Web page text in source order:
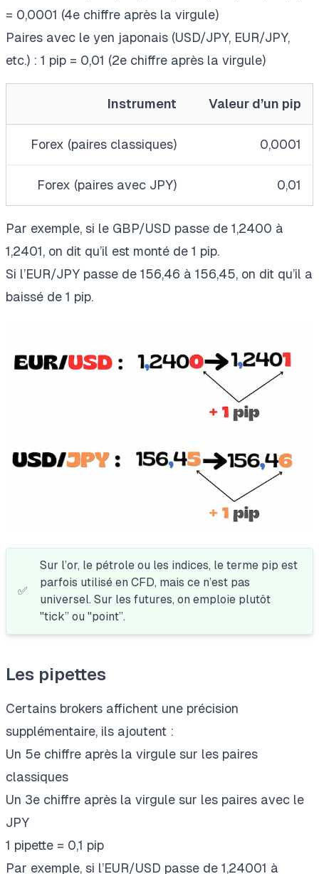
= 0,0001 (4e chiffre après la virgule)
Paires avec le yen japonais (USD/JPY, EUR/JPY,
etc.) : 1 pip = 0,01 (2e chiffre après la virgule)
Instrument Valeur d’un pip
Forex (paires classiques) 0,0001
Forex (paires avec JPY) 0,01
Par exemple, si le GBP/USD passe de 1,2400 à
1,2401, on dit qu’il est monté de 1 pip.
Si l’EUR/JPY passe de 156,46 à 156,45, on dit qu’il a
baissé de 1 pip.
✅
Sur l’or, le pétrole ou les indices, le terme pip est
parfois utilisé en CFD, mais ce n’est pas
universel. Sur les futures, on emploie plutôt
"tick” ou "point”.
Les pipettes
Certains brokers affichent une précision
supplémentaire, ils ajoutent :
Un 5e chiffre après la virgule sur les paires
classiques
Un 3e chiffre après la virgule sur les paires avec le
JPY
1 pipette = 0,1 pip
Par exemple, si l’EUR/USD passe de 1,24001 à